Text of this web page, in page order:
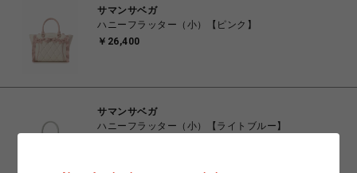
サマンサベガ
ハニーフラッター（小）【ピンク】
￥26,400
サマンサベガ
ハニーフラッター（小）【ライトブルー】